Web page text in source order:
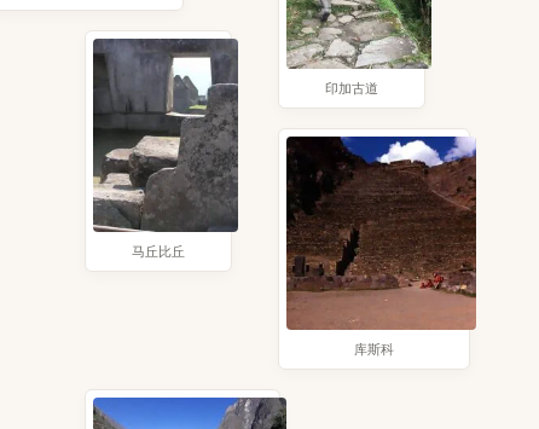
印加古道
马丘比丘
库斯科